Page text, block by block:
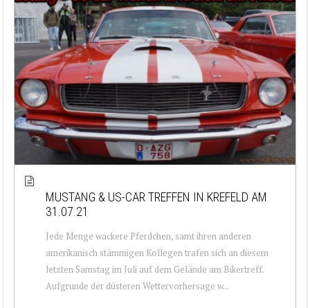
MUSTANG & US-CAR TREFFEN IN KREFELD AM
31.07.21
Jede Menge wackere Pferdchen, samt ihren anderen
amerikanisch stämmigen Kollegen trafen sich an diesem
letzten Samstag im Juli auf dem Gelände am Bikertreff.
Aufgrunde der düsteren Wettervorhersage w...